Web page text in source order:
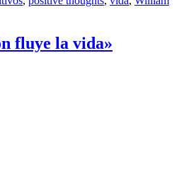
fluye la vida»